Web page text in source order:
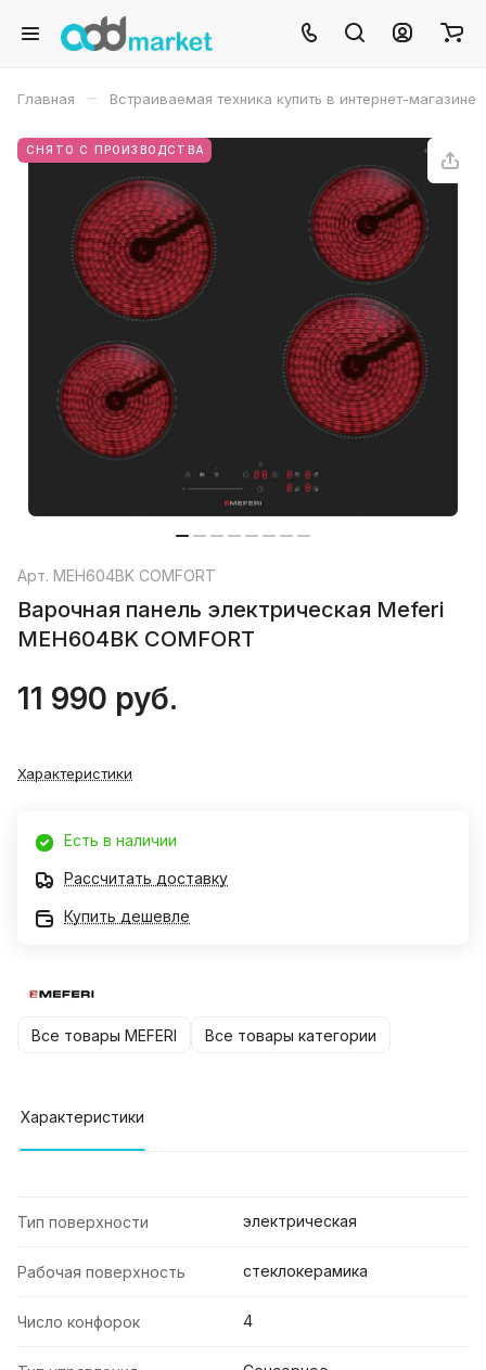
Главная – Встраиваемая техника купить в интернет-магазине
СНЯТО С ПРОИЗВОДСТВА
Арт. MEH604BK COMFORT
Варочная панель электрическая Meferi
MEH604BK COMFORT
11 990 руб.
Характеристики
Есть в наличии
Рассчитать доставку
Купить дешевле
Все товары MEFERI Все товары категории
Характеристики
Тип поверхности электрическая
Рабочая поверхность стеклокерамика
Число конфорок 4